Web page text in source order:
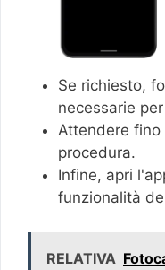
Se richiesto,
necessarie
Attendere fino
procedura.
Infine, apri
funzionalità
RELATIVA